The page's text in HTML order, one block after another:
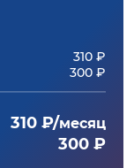
310 ₽
300 ₽
310 ₽/месяц
300 ₽